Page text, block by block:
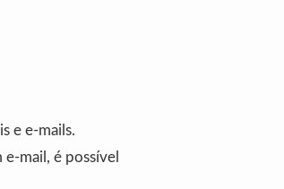
e e-mails.
e-mail, é possível